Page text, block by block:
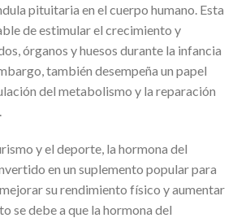
pituitaria en el cuerpo humano. Esta
de estimular el crecimiento y
órganos y huesos durante la infancia
también desempeña un papel
del metabolismo y la reparación
y el deporte, la hormona del
en un suplemento popular para
su rendimiento físico y aumentar
se debe a que la hormona del